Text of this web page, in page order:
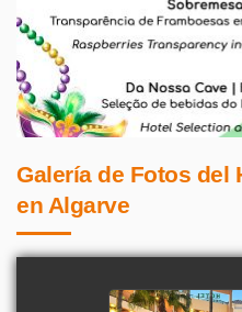
Galería de Fotos del
en Algarve